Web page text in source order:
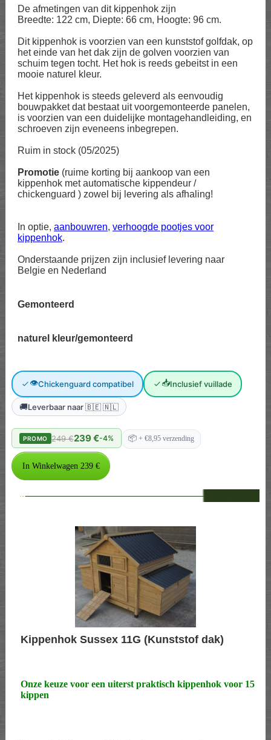
De afmetingen van dit kippenhok zijn
Breedte: 122 cm, Diepte: 66 cm, Hoogte: 96 cm.
Dit kippenhok is voorzien van een kunststof golfdak, op
het einde van het dak zijn de golven voorzien van
schuim tegen tocht. Het hok is reeds gebeitst in een
mooie naturel kleur.
Het kippenhok is steeds geleverd als eenvoudig
bouwpakket dat bestaat uit voorgemonteerde panelen,
is voorzien van een duidelijke montagehandleiding, en
schroeven zijn eveneens inbegrepen.
Ruim in stock (05/2025)
Promotie (ruime korting bij aankoop van een
kippenhok met automatische kippendeur /
chickenguard ) zowel bij levering als afhaling!
In optie, aanbouwren, verhoogde pootjes voor
kippenhok.
Onderstaande prijzen zijn inclusief levering naar
Belgie en Nederland
Gemonteerd
naturel kleur/gemonteerd
👁Chickenguard compatibel 📥Inclusief vuillade
🚚Leverbaar naar 🇧🇪 🇳🇱
PROMO 249 €239 €-4% 📦+ €8,95 verzending
--
Kippenhok Sussex 11G (Kunststof dak)
Onze keuze voor een uiterst praktisch kippenhok voor 15
kippen